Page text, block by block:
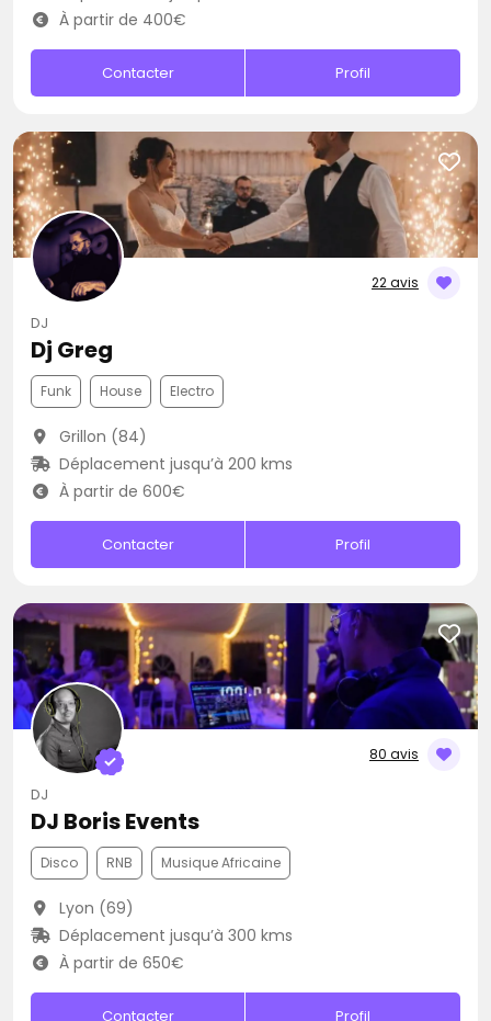
À partir de 400€
Contacter Profil
22 avis
DJ
Dj Greg
Funk House Electro
Grillon (84)
Déplacement jusqu’à 200 kms
À partir de 600€
Contacter Profil
80 avis
DJ
DJ Boris Events
Disco RNB Musique Africaine
Lyon (69)
Déplacement jusqu’à 300 kms
À partir de 650€
Contacter Profil